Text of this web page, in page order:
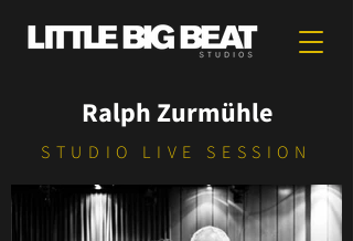
Ralph Zurmühle
STUDIO LIVE SESSION